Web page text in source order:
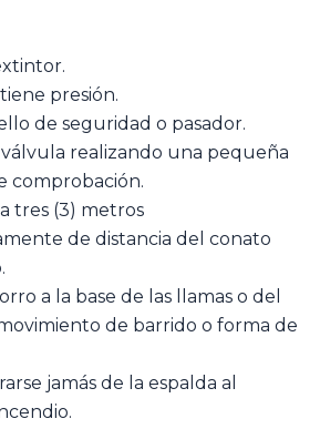
presión.
de seguridad o pasador.
válvula realizando una pequeña
comprobación.
tres (3) metros
de distancia del conato
a la base de las llamas o del
de barrido o forma de
jamás de la espalda al